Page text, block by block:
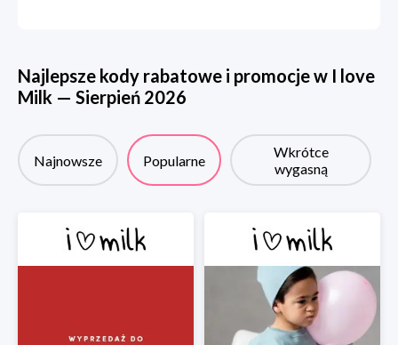
Najlepsze kody rabatowe i promocje w I love
Milk — Sierpień 2026
Najnowsze Popularne
Wkrótce
wygasną